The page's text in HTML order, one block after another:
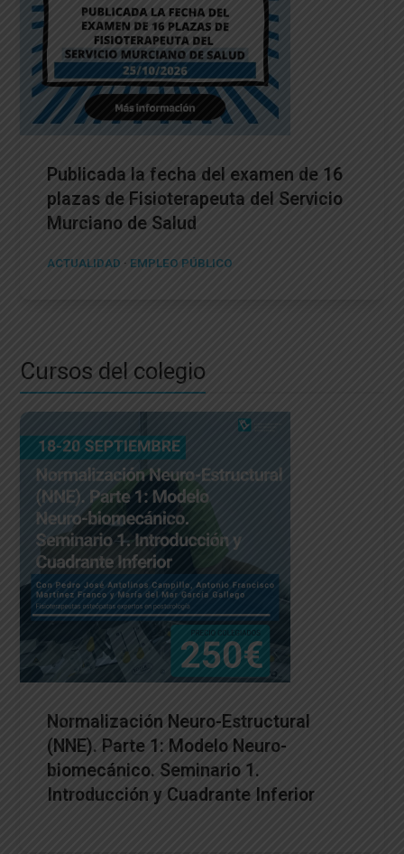
Publicada la fecha del examen de 16
plazas de Fisioterapeuta del Servicio
Murciano de Salud
ACTUALIDAD · EMPLEO PÚBLICO
Cursos del colegio
Normalización Neuro-Estructural
(NNE). Parte 1: Modelo Neuro-
biomecánico. Seminario 1.
Introducción y Cuadrante Inferior